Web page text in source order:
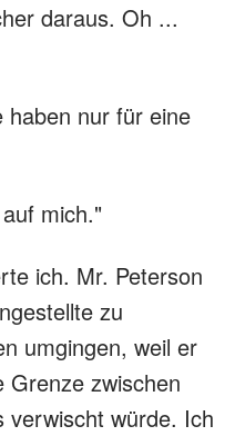
daraus. Oh ...
haben nur für eine
mich."
ich. Mr. Peterson
zu
umgingen, weil er
Grenze zwischen
verwischt würde. Ich